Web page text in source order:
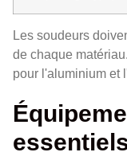
Les soudeurs
de chaque
pour l'aluminium et